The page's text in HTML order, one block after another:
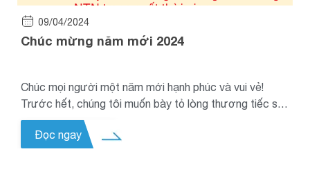
Chúc mừng năm mới 2024
09/04/2024
Chúc mọi người một năm mới hạnh phúc và vui vẻ!
Trước hết, chúng tôi muốn bày tỏ lòng thương tiếc sâu
sắc nhất đối với những người đã mất mạng trong trận
động đất xảy ra tại Noto, tỉnh Ishikawa, Nhật Bản vào
Đọc ngay